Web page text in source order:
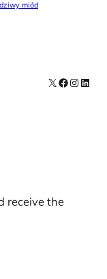
miód
X Facebook
receive the